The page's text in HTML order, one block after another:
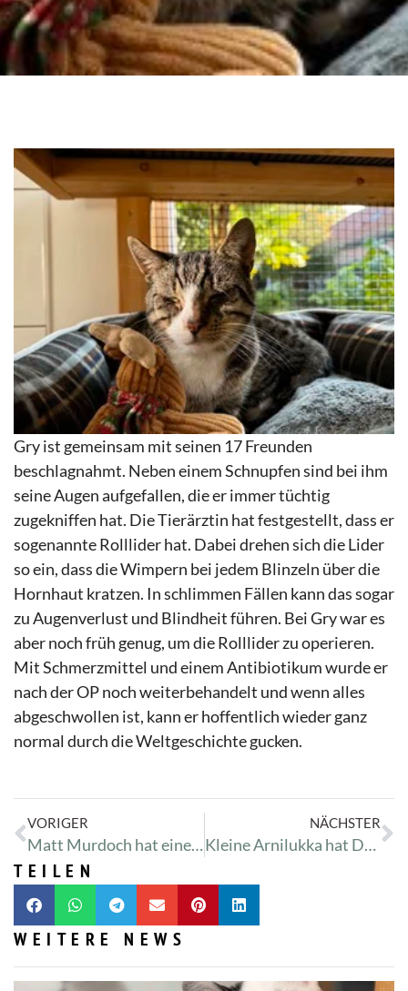
Gry ist gemeinsam mit seinen 17 Freunden
beschlagnahmt. Neben einem Schnupfen sind bei ihm
seine Augen aufgefallen, die er immer tüchtig
zugekniffen hat. Die Tierärztin hat festgestellt, dass er
sogenannte Rolllider hat. Dabei drehen sich die Lider
so ein, dass die Wimpern bei jedem Blinzeln über die
Hornhaut kratzen. In schlimmen Fällen kann das sogar
zu Augenverlust und Blindheit führen. Bei Gry war es
aber noch früh genug, um die Rolllider zu operieren.
Mit Schmerzmittel und einem Antibiotikum wurde er
nach der OP noch weiterbehandelt und wenn alles
abgeschwollen ist, kann er hoffentlich wieder ganz
normal durch die Weltgeschichte gucken.
VORIGER
Matt Murdoch hat einen ganzen Rucksack an Wehwehchen mitgebracht
NÄCHSTER
Kleine Arnilukka hat Durchfall
TEILEN
WEITERE NEWS